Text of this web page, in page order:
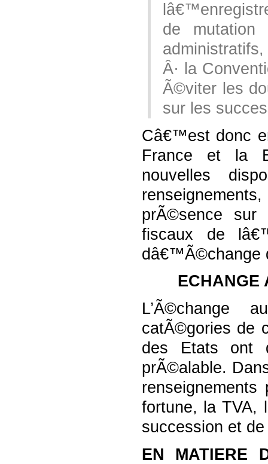
de mutation
administratifs,
Â· la
Ã©viter les
sur les
Câ€™est donc
France et la
nouvelles
prÃ©sence sur
fiscaux de
dâ€™Ã©change
ECHANGE
L’Ã©change
catÃ©gories de
des Etats ont
prÃ©alable.
fortune, la TVA,
succession et
EN MATIERE